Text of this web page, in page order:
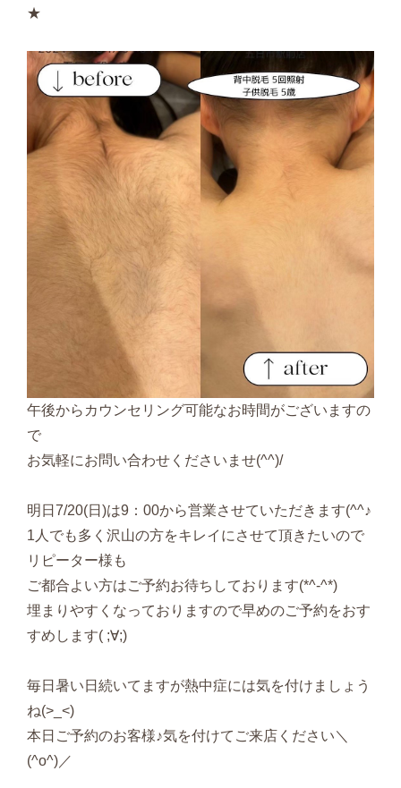
★
午後からカウンセリング可能なお時間がございますの
で
お気軽にお問い合わせくださいませ(^^)/
明日7/20(日)は9：00から営業させていただきます(^^♪
1人でも多く沢山の方をキレイにさせて頂きたいので
リピーター様も
ご都合よい方はご予約お待ちしております(*^-^*)
埋まりやすくなっておりますので早めのご予約をおす
すめします( ;∀;)
毎日暑い日続いてますが熱中症には気を付けましょう
ね(>_<)
本日ご予約のお客様♪気を付けてご来店ください＼
(^o^)／